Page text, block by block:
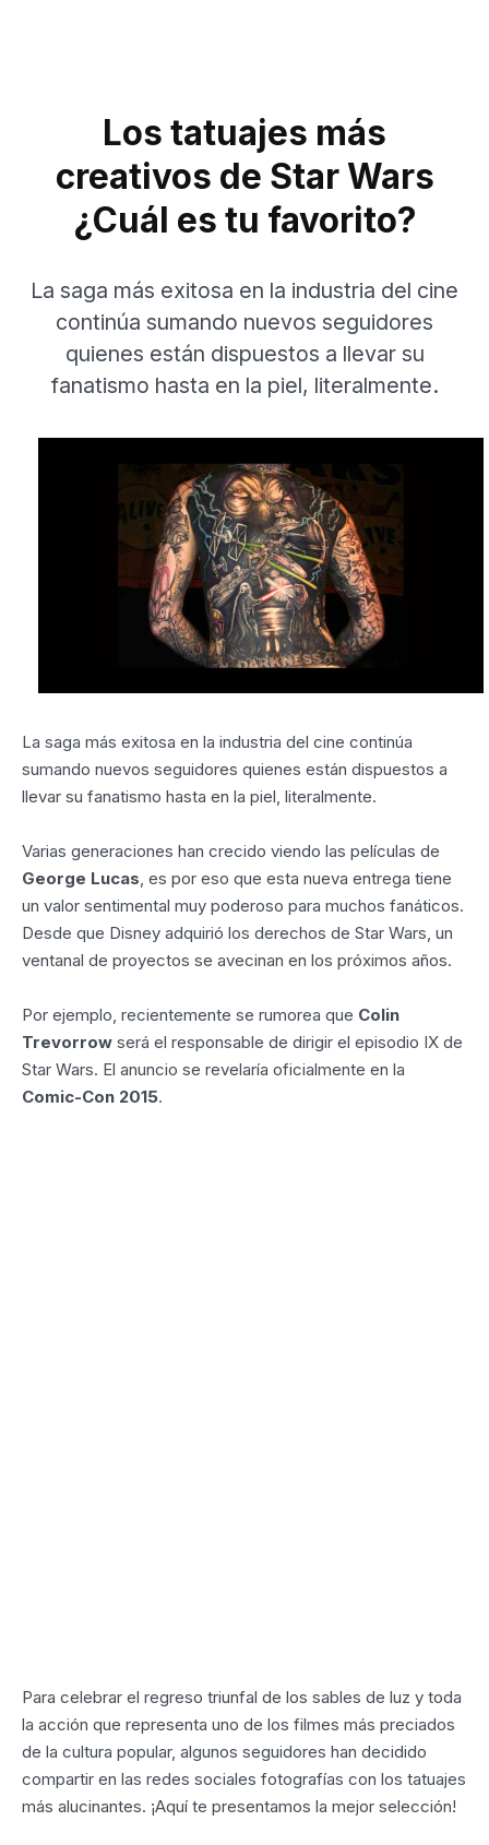
Los tatuajes más
creativos de Star Wars
¿Cuál es tu favorito?
La saga más exitosa en la industria del cine
continúa sumando nuevos seguidores
quienes están dispuestos a llevar su
fanatismo hasta en la piel, literalmente.
La saga más exitosa en la industria del cine continúa
sumando nuevos seguidores quienes están dispuestos a
llevar su fanatismo hasta en la piel, literalmente.
Varias generaciones han crecido viendo las películas de
George Lucas , es por eso que esta nueva entrega tiene
un valor sentimental muy poderoso para muchos fanáticos.
Desde que Disney adquirió los derechos de Star Wars, un
ventanal de proyectos se avecinan en los próximos años.
Por ejemplo, recientemente se rumorea que Colin
Trevorrow será el responsable de dirigir el episodio IX de
Star Wars. El anuncio se revelaría oficialmente en la
Comic-Con 2015.
Para celebrar el regreso triunfal de los sables de luz y toda
la acción que representa uno de los filmes más preciados
de la cultura popular, algunos seguidores han decidido
compartir en las redes sociales fotografías con los tatuajes
más alucinantes. ¡Aquí te presentamos la mejor selección!